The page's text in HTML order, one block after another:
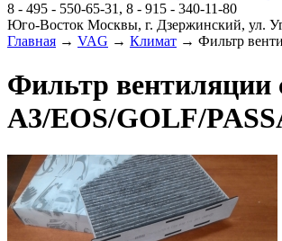
8 - 495 - 550-65-31, 8 - 915 - 340-11-80
Юго-Восток Москвы, г. Дзержинский, ул.
Главная → VAG → Климат → Фильтр
Фильтр вентиляции
A3/EOS/GOLF/